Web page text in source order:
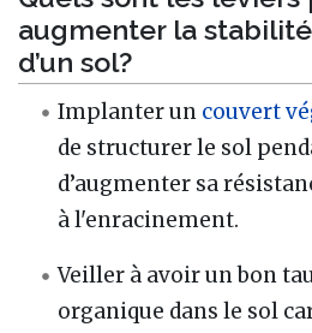
augmenter la
d’un sol?
Implanter un couvert
de structurer le sol
d’augmenter sa
à l'enracinement.
Veiller à avoir un bon
organique dans le sol